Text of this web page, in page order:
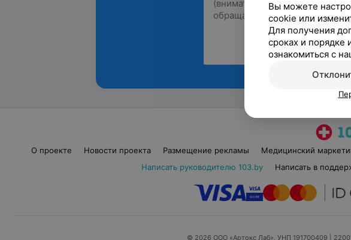
О проекте Новости проекта Размещение рекламы Медицинский
Написать руководителю 103.by
Написать в
© 2026 ООО «Артокс Лаб», УНП 191700409 |
Вы можете
cookie или
Для получения
сроках и порядке
ознакомиться с